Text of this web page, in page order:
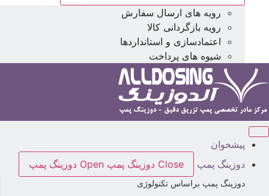
رویه های ارسال سفارش
رویه بازگردانی کالا
اعتمادسازی و استانداردها
شیوه های پرداخت
پیشخوان
دوزینگ پمپ
Close دوزینگ پمپ Open دوزینگ پمپ
دوزینگ پمپ براساس تکنولوژی